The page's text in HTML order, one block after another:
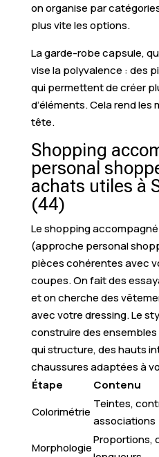
on organise par
plus vite les options.
La garde-robe capsule,
vise la polyvalence : des
qui permettent de créer
d’éléments. Cela rend
tête.
Shopping
personal
achats utiles à
(44)
Le shopping
(approche personal
pièces cohérentes avec
coupes. On fait des
et on cherche des
avec votre dressing. Le
construire des
qui structure, des hauts
chaussures adaptées à
Étape
Contenu
Colorimétrie
Teintes,
associations
Morphologie
Proportions,